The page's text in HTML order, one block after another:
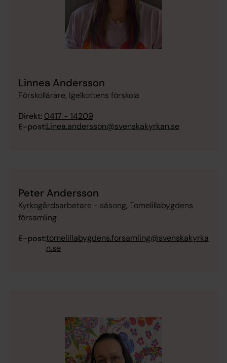
Linnea Andersson
Förskollärare, Igelkottens förskola
Direkt: 0417 - 14209
E-post:Linea.andersson@svenskakyrkan.se
Peter Andersson
Kyrkogårdsarbetare - säsong, Tomelillabygdens
församling
E-post:tomelillabygdens.forsamling@svenskakyrka
n.se